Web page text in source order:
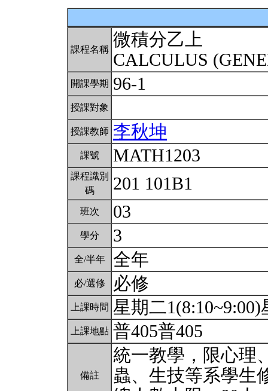
課程名稱 微積分乙上
CALCULUS
開課學期 96-1
授課對象
授課教師 李秋坤
課號 MATH1203
課程識別
碼
201 101B1
班次 03
學分 3
全/半年 全年
必/選修 必修
上課時間 星期二
上課地點 普405普405
備註
統一教學，限心理
蟲、生技等系學生